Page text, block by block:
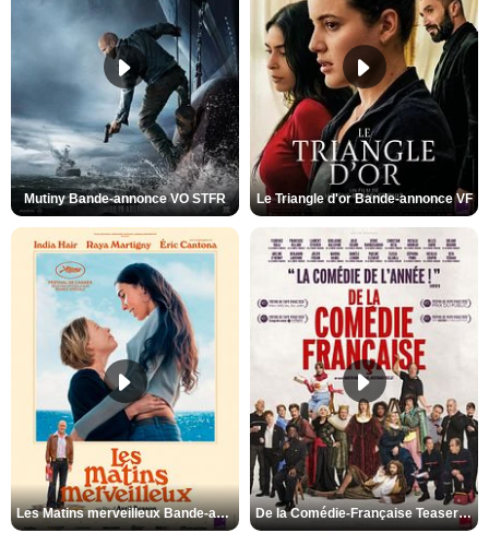
Mutiny Bande-annonce VO STFR Le Triangle d'or Bande-annonce VF
Les Matins merveilleux Bande-annonce VF De la Comédie-Française Teaser VF